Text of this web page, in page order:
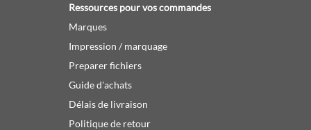
Ressources pour vos commandes
Marques
Impression / marquage
Preparer fichiers
Guide d'achats
Délais de livraison
Politique de retour